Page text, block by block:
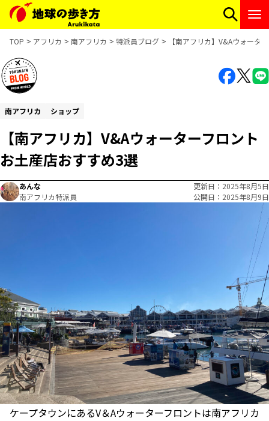
TOP アフリカ 南アフリカ 特派員ブログ 【南アフリカ】V&Aウォータ
南アフリカ ショップ
【南アフリカ】V&Aウォーターフロント
お土産店おすすめ3選
あんな
南アフリカ特派員
更新日
2025年8月5日
公開日
2025年8月9日
ケープタウンにあるV＆Aウォーターフロントは南アフリカ